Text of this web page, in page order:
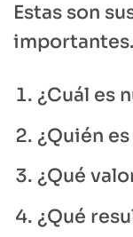
Estas son
importantes.
¿Cuál es
¿Quién
¿Qué
¿Qué